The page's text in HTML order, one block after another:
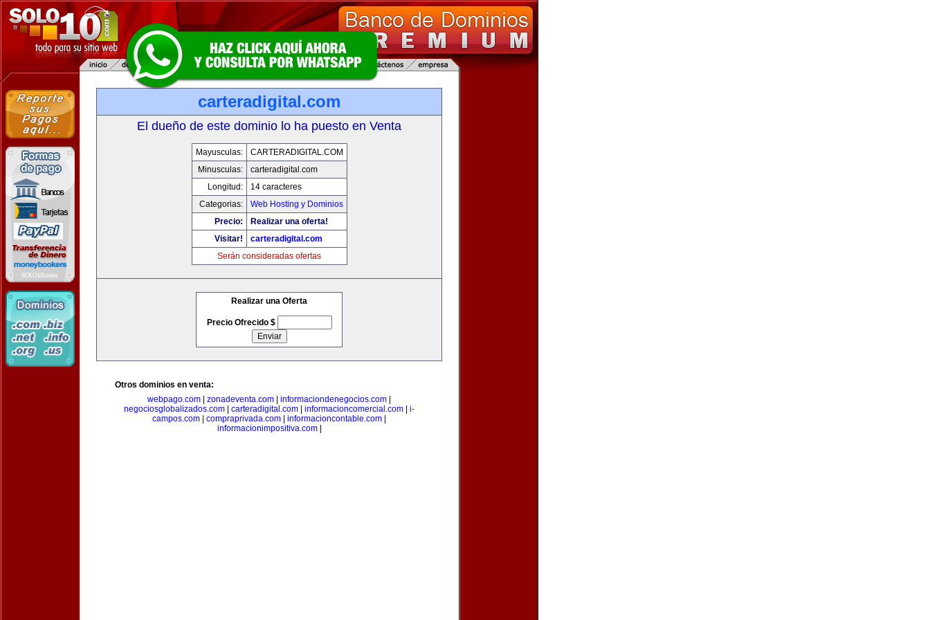
carteradigital.com
El dueño de este dominio lo ha puesto en Venta
Mayusculas:
CARTERADIGITAL.COM
Minusculas:
carteradigital.com
Longitud:
14 caracteres
Categorias:
Web Hosting y Dominios
Precio:
Realizar una oferta!
Visitar!
carteradigital.com
Serán consideradas ofertas
Realizar una Oferta
Precio Ofrecido $
Otros dominios en venta:
webpago.com
zonadeventa.com informaciondenegocios.com
negociosglobalizados.com
carteradigital.com informacioncomercial.com
i-
campos.com
compraprivada.com informacioncontable.com
informacionimpositiva.com|